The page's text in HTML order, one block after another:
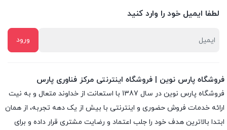
لطفا ایمیل خود را وارد کنید
فروشگاه پارس نوین | فروشگاه اینترنتی مرکز فناوری پارس
فروشگاه پارس نوین در سال 1387 با استعانت از خداوند متعال و به نیت
ارائه خدمات فروش حضوری و اینترنتی با بیش از یک دهه تجربه، از همان
ابتدا بالاترین هدف خود را جلب اعتماد و رضایت مشتری قرار داده و براى